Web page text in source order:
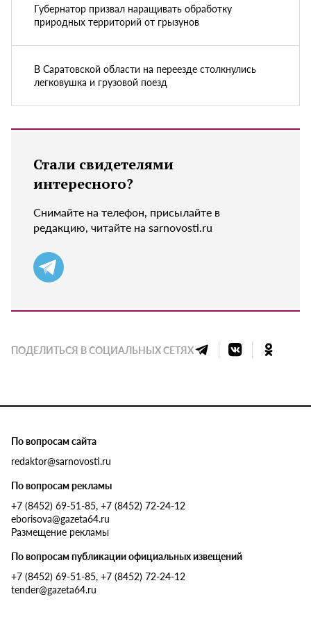
Губернатор призвал наращивать обработку
природных территорий от грызунов
В Саратовской области на переезде столкнулись
легковушка и грузовой поезд
Стали свидетелями
интересного?
Снимайте на телефон, присылайте в
редакцию, читайте на sarnovosti.ru
ПОДЕЛИТЬСЯ В СОЦИАЛЬНЫХ СЕТЯХ
По вопросам сайта
redaktor@sarnovosti.ru
По вопросам рекламы
+7 (8452) 69-51-85, +7 (8452) 72-24-12
eborisova@gazeta64.ru
Размещение рекламы
По вопросам публикации официальных извещений
+7 (8452) 69-51-85, +7 (8452) 72-24-12
tender@gazeta64.ru